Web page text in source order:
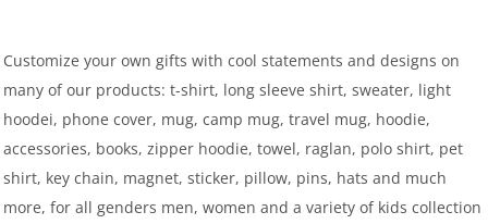
Customize your own gifts with cool statements and designs on
many of our products: t-shirt, long sleeve shirt, sweater, light
hoodei, phone cover, mug, camp mug, travel mug, hoodie,
accessories, books, zipper hoodie, towel, raglan, polo shirt, pet
shirt, key chain, magnet, sticker, pillow, pins, hats and much
more, for all genders men, women and a variety of kids collection